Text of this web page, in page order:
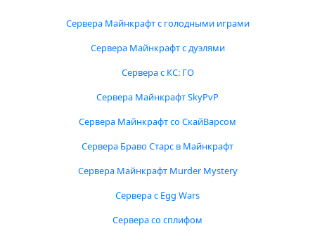
Сервера Майнкрафт с голодными играми
Сервера Майнкрафт с дуэлями
Сервера с КС: ГО
Сервера Майнкрафт SkyPvP
Сервера Майнкрафт со СкайВарсом
Сервера Браво Старс в Майнкрафт
Сервера Майнкрафт Murder Mystery
Сервера с Egg Wars
Сервера со сплифом